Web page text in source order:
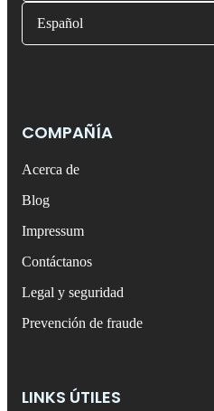
Español
COMPAÑÍA
Acerca de
Blog
Impressum
Contáctanos
Legal y seguridad
Prevención de fraude
LINKS ÚTILES